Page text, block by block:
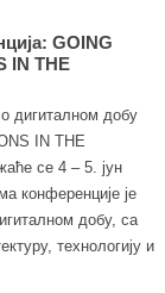
GOING
IN THE
дигиталном добу
IN THE
се 4 – 5. јун
конференције је
добу, са
технологију и